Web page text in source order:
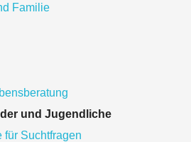
Familie
und Jugendliche
für Suchtfragen